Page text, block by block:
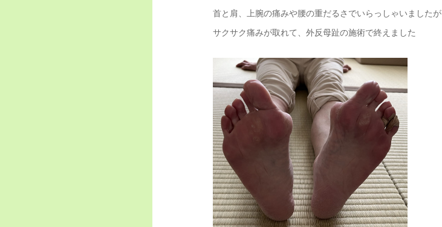
首と肩、上腕の痛みや腰の重だるさでいらっしゃいましたが
サクサク痛みが取れて、外反母趾の施術で終えました